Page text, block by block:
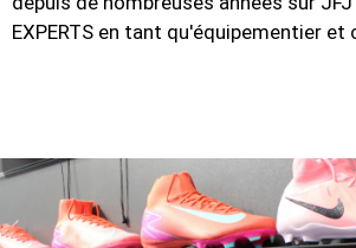
EXPERTS en tant qu'équipementier et